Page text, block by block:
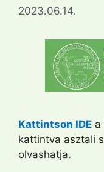
2023.06.14.
Kattintson IDE a
kattintva asztali
olvashatja.